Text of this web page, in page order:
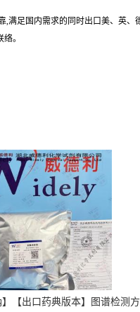
,满足国内需求的同时出口美、英、
。
】【出口药典版本】图谱检测方